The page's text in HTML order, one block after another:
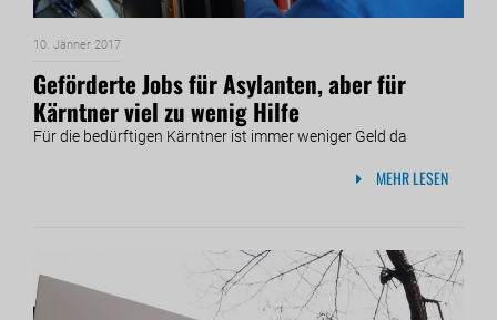
10. Jänner 2017
Geförderte Jobs für Asylanten, aber für
Kärntner viel zu wenig Hilfe
Für die bedürftigen Kärntner ist immer weniger Geld da
MEHR LESEN